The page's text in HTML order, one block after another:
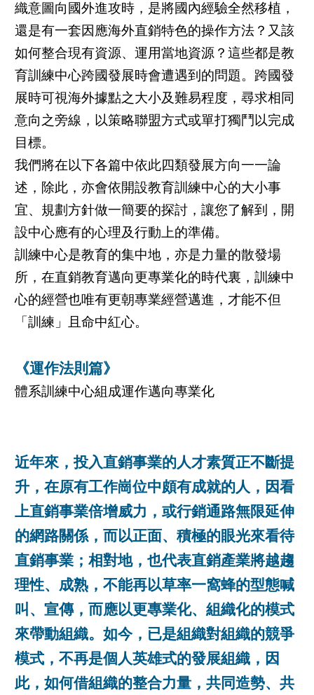
織意圖向國外進攻時，是將國內經驗全然移植，
還是有一套因應海外直銷特色的操作方法？又該
如何整合現有資源、運用當地資源？這些都是教
育訓練中心跨國發展時會遭遇到的問題。跨國發
展時可視海外據點之大小及難易程度，尋求相同
意向之旁線，以策略聯盟方式或單打獨鬥以完成
目標。
我們將在以下各篇中依此四類發展方向一一論
述，除此，亦會依開設教育訓練中心的大小事
宜、規劃方針做一簡要的探討，讓您了解到，開
設中心應有的心理及行動上的準備。
訓練中心是教育的集中地，亦是力量的散發場
所，在直銷教育邁向更專業化的時代裏，訓練中
心的經營也唯有更朝專業經營邁進，才能不但
「訓練」且命中紅心。
《運作法則篇》
體系訓練中心組成運作邁向專業化
近年來，投入直銷事業的人才素質正不斷提
升，在原有工作崗位中頗有成就的人，因看
上直銷事業倍增威力，或行銷通路無限延伸
的網路關係，而以正面、積極的眼光來看待
直銷事業；相對地，也代表直銷產業將越趨
理性、成熟，不能再以草率一窩蜂的型態喊
叫、宣傳，而應以更專業化、組織化的模式
來帶動組織。如今，已是組織對組織的競爭
模式，不再是個人英雄式的發展組織，因
此，如何借組織的整合力量，共同造勢、共